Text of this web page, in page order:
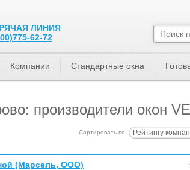
производители окон
Сортировать по: Рейтингу
(Марсель, ООО)
ЛИНИЯ
62-72
Компании Стандартные окна